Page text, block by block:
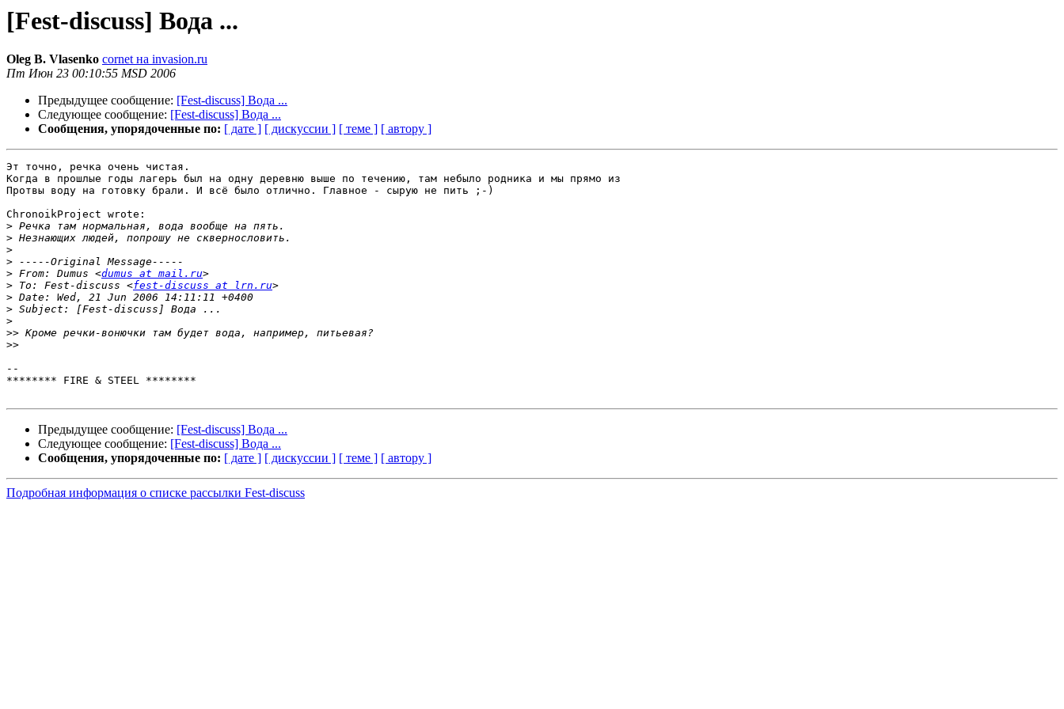
[Fest-discuss] Вода ...
Oleg B. Vlasenko cornet на invasion.ru
Пт Июн 23 00:10:55 MSD 2006
Предыдущее сообщение: [Fest-discuss] Вода ...
Следующее сообщение: [Fest-discuss] Вода ...
Сообщения, упорядоченные по: [ дате ] [ дискуссии ] [ теме ] [ автору ]
Эт точно, речка очень чистая.
Когда в прошлые годы лагерь был на одну деревню выше по течению, там небыло родника и мы прямо из
Протвы воду на готовку брали. И всё было отлично. Главное - сырую не пить ;-)
ChronoikProject wrote:
>
>
>
>
> From: Dumus <dumus at mail.ru
> To: Fest-discuss <fest-discuss at lrn.ru
>
>
>
>>
>>
--
******** FIRE & STEEL ********
Предыдущее сообщение: [Fest-discuss] Вода ...
Следующее сообщение: [Fest-discuss] Вода ...
Сообщения, упорядоченные по: [ дате ] [ дискуссии ] [ теме ] [ автору ]
Подробная информация о списке рассылки Fest-discuss